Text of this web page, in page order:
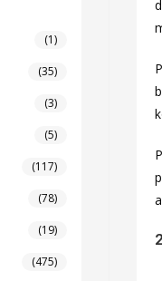
(1)
(35)
(3)
(5)
(117)
(78)
(19)
(475)